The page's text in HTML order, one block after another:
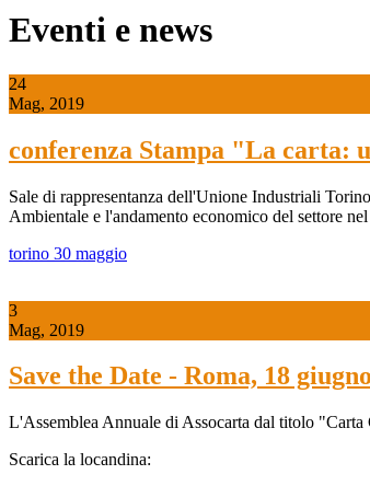
Eventi e news
24
Mag, 2019
conferenza Stampa "La carta:
Sale di rappresentanza dell'Unione Industriali
Ambientale e l'andamento economico del settore
torino 30 maggio
3
Mag, 2019
Save the Date - Roma, 18
L'Assemblea Annuale di Assocarta dal titolo
Scarica la locandina: